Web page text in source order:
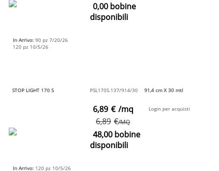
0,00 bobine
disponibili
In Arrivo: 90 pz 7/20/26
120 pz 10/5/26
STOP LIGHT 170 S PSL170S.137/914/30 91,4 cm X 30 mtl
6,89 €/MQ
6,89 € /mq
48,00 bobine
disponibili
Login per acquisti
In Arrivo: 120 pz 10/5/26